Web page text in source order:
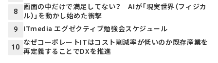
8
画面の中だけで満足してない？ AIが「現実世界（フィジカ
ル）」を動かし始めた衝撃
9 ITmedia エグゼクティブ勉強会スケジュール
10
なぜコーポレートITはコスト削減率が低いのか――既存産業を
再定義することでDXを推進